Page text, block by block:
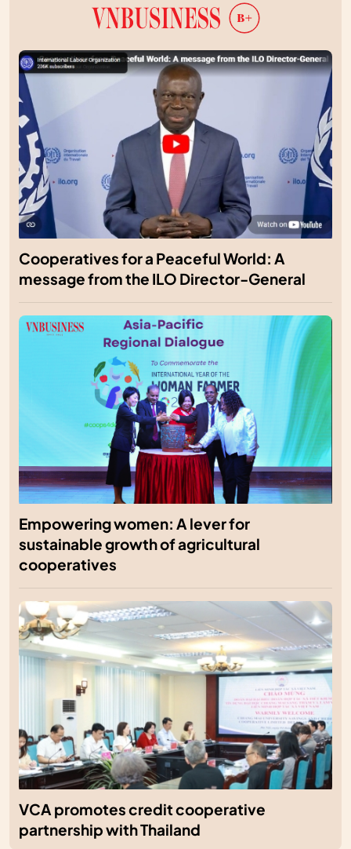
Cooperatives for a Peaceful World: A
message from the ILO Director-General
Empowering women: A lever for
sustainable growth of agricultural
cooperatives
VCA promotes credit cooperative
partnership with Thailand